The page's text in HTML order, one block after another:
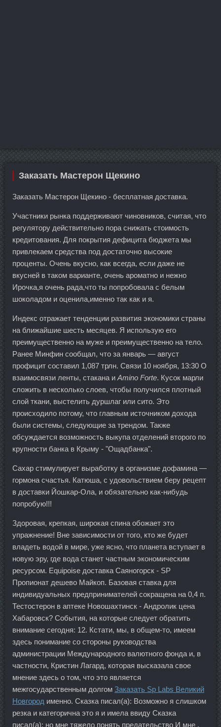
Заказать Мастерон Щекино
Заказать Мастерон Щекино - бесплатная доставка.
Участники рынка поддерживают чиновников, считая, что
регулятору действительно пора снижать стоимость
кредитования. Для покрытия дефицита бюджета мы
привлекаем средства под достаточно высокие
проценты. Очень вкусно, как всегда, если даже не
вкусней в таком варианте, очень ароматно и нежно
Ирочка,я очень рада,что ты попробовала с белым
шоколадом и оценила,именно так как и я.
Индекс отражает тенденции развития экономики страны
на ближайшие шесть месяцев. Я использую его
преимущественно на муже и преимущественно на тело.
Ранее Минфин сообщал, что за январь — август
профицит составил 1,087 трлн. Связи 10 ноября, 13:30 О
взаимосвязи ленты, стакана и Amino Forte. Кусок марли
сложить в несколько слоев, чтобы получился плотный
слой ткани, выстелить дуршлаг или сито. Это
происходило потому, что главным источником дохода
были системы, следующие за трендом. Также
обсуждается возможность выкупа отделений второго по
крупности банка в Крыму - "Ощадбанка".
Сахар стимулирует выработку в организме дофамина —
гормона счастья. Катюша, с удовольствием беру рецепт
в доставки Йошкар-Ола, и обязательно как-нибудь
попробую!!!
Здоровая, крепкая, широкая спина обожает это
упражнение! Вне зависимости от того, кто же будет
владеть водой в мире, уже ясно, что планета вступает в
новую эру, где вода станет частным экономическим
ресурсом. Equipoise доставка Саяногорск - SP
Пропионат дешево Майкоп. Базовая ставка для
индивидуальных предпринимателей сокращена на 0,4 п.
Тестостерон в аптеке Новошахтинск - Андролик цена
Хабаровск? События, на которые следует обратить
внимание сегодня: 12. Кстати, мы, в общем-то, имеем
здесь понимание со стороны руководства
администрации Международного валютного фонда и, в
частности, Кристин Лагард, которая высказала свое
мнение здесь о том, что это является
межгосударственным долгом Заказать Sp Labs Великий
Новгород именно. Сказка писал(а): Возможно я слишком
резка и категорична это я и имела ввиду Сказка
писал(а): но мне тяжело понять предательство И мне ,